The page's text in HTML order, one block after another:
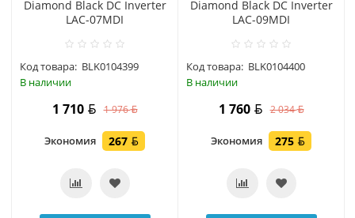
Diamond Black DC Inverter
LAC-07MDI
Код товара: BLK0104399
В наличии
1 710 1 976
Экономия 267
Diamond Black DC Inverter
LAC-09MDI
Код товара: BLK0104400
В наличии
1 760 2 034
Экономия 275